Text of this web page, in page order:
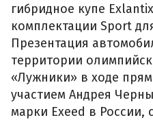
гибридное купе
комплектации Sport
Презентация
территории
«Лужники» в ходе
участием Андрея
марки Exeed в России,